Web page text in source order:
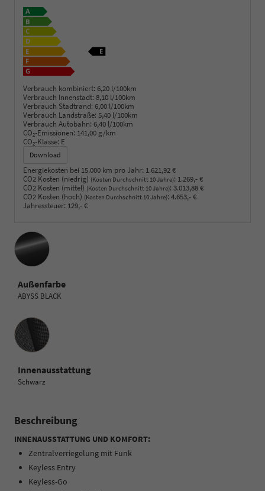
Verbrauch kombiniert: 6,20 l/100km
Verbrauch Innenstadt: 8,10 l/100km
Verbrauch Stadtrand: 6,00 l/100km
Verbrauch Landstraße: 5,40 l/100km
Verbrauch Autobahn: 6,40 l/100km
CO2-Emissionen: 141,00 g/km
CO2-Klasse: E
Download
Energiekosten bei 15.000 km pro Jahr: 1.621,92 €
CO2 Kosten (niedrig) (Kosten Durchschnitt 10 Jahre): 1.269,- €
CO2 Kosten (mittel) (Kosten Durchschnitt 10 Jahre): 3.013,88 €
CO2 Kosten (hoch) (Kosten Durchschnitt 10 Jahre): 4.653,- €
Jahressteuer: 129,- €
Außenfarbe
ABYSS BLACK
Innenausstattung
Innenausstattung
Schwarz
Beschreibung
INNENAUSSTATTUNG UND KOMFORT:
Zentralverriegelung mit Funk
Keyless Entry
Keyless-Go